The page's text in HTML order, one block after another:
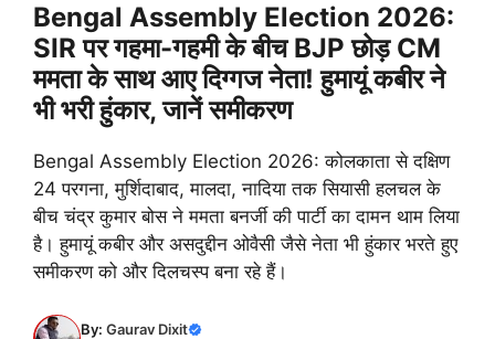
Bengal Assembly Election 2026:
SIR पर गहमा-गहमी के बीच BJP छोड़ CM
ममता के साथ आए दिग्गज नेता! हुमायूं कबीर ने
भी भरी हुंकार, जानें समीकरण
Bengal Assembly Election 2026: कोलकाता से दक्षिण
24 परगना, मुर्शिदाबाद, मालदा, नादिया तक सियासी हलचल के
बीच चंद्र कुमार बोस ने ममता बनर्जी की पार्टी का दामन थाम लिया
है। हुमायूं कबीर और असदुद्दीन ओवैसी जैसे नेता भी हुंकार भरते हुए
समीकरण को और दिलचस्प बना रहे हैं।
By: Gaurav Dixit